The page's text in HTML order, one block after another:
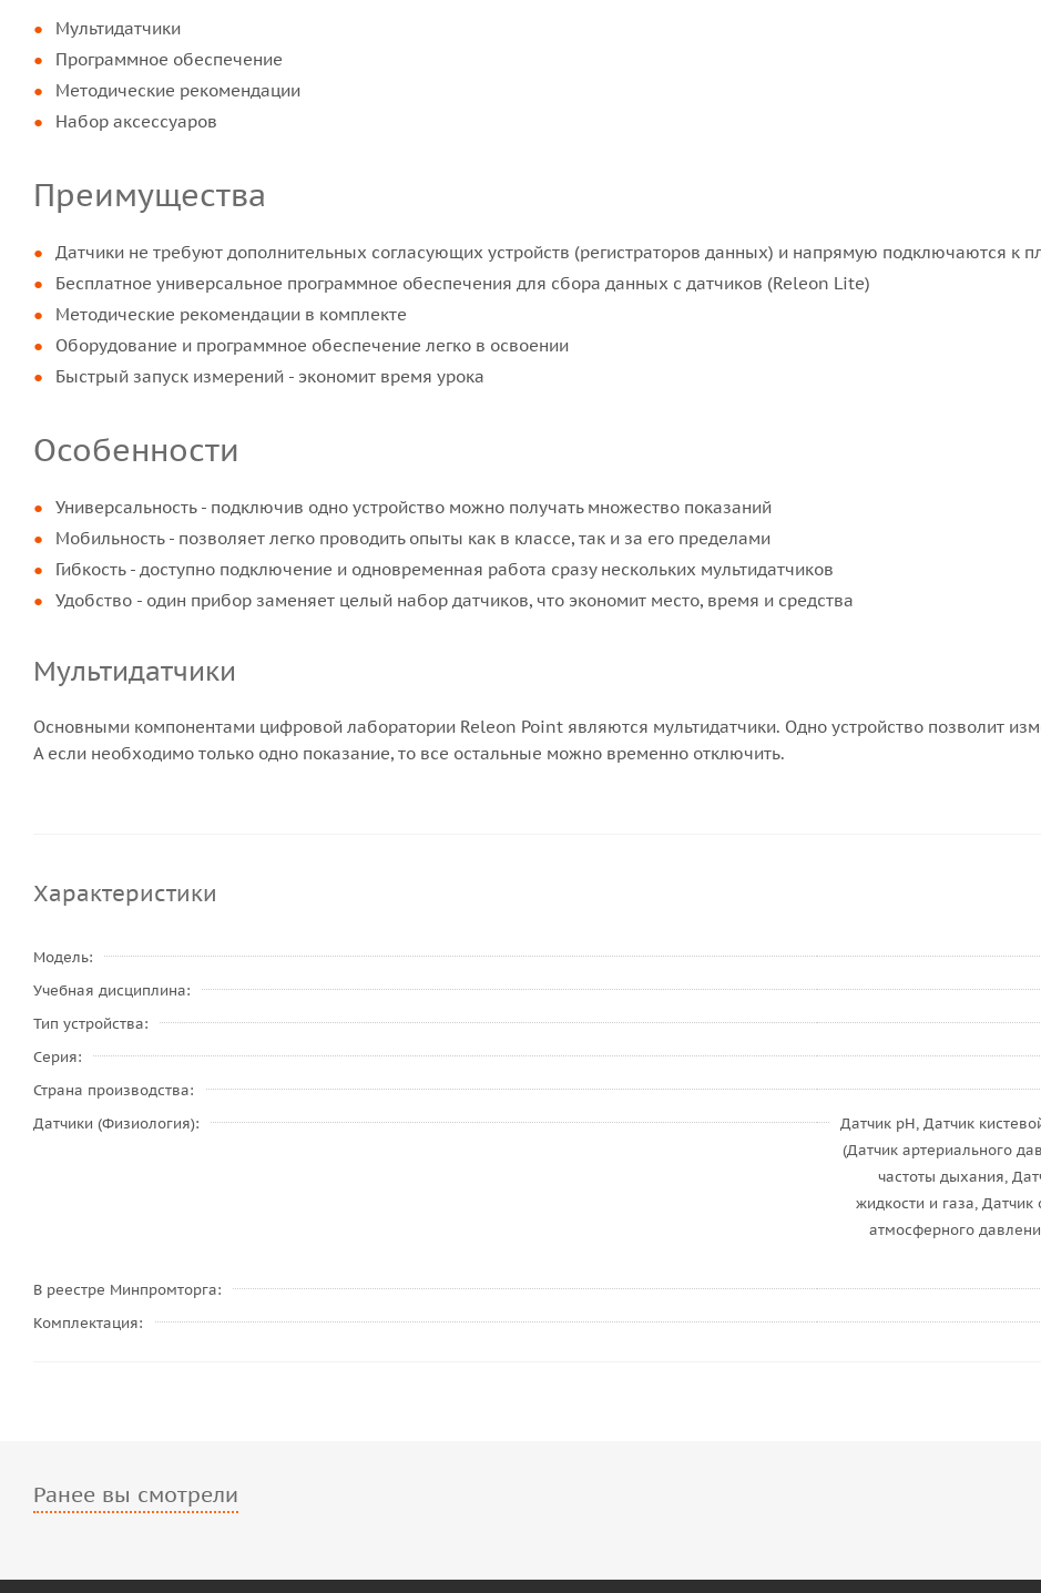
Мультидатчики
Программное обеспечение
Методические рекомендации
Набор аксессуаров
Преимущества
Датчики не требуют дополнительных согласующих устройств (регистраторов данных) и напрямую подключаются к
Бесплатное универсальное программное обеспечения для сбора данных с датчиков (Releon Lite)
Методические рекомендации в комплекте
Оборудование и программное обеспечение легко в освоении
Быстрый запуск измерений - экономит время урока
Особенности
Универсальность - подключив одно устройство можно получать множество показаний
Мобильность - позволяет легко проводить опыты как в классе, так и за его пределами
Гибкость - доступно подключение и одновременная работа сразу нескольких мультидатчиков
Удобство - один прибор заменяет целый набор датчиков, что экономит место, время и средства
Мультидатчики
Основными компонентами цифровой лаборатории Releon Point являются мультидатчики. Одно устройство позволит
А если необходимо только одно показание, то все остальные можно временно отключить.
Характеристики
Модель
Учебная дисциплина
Тип устройства
Серия
Страна производства
Датчики (Физиология)
Датчик pH, Датчик
(Датчик артериального
частоты дыхания,
жидкости и газа,
атмосферного
В реестре Минпромторга
Комплектация
Ранее вы смотрели